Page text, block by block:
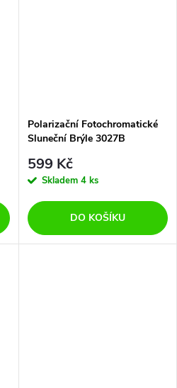
Polarizační Fotochromatické
Sluneční Brýle 3027B
599 Kč
Skladem 4 ks
DO KOŠÍKU